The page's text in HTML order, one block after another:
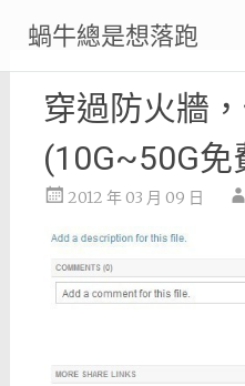
content
蝸牛總是想落跑
穿過防火牆
(10G~50G免
2012 年 03 月 09 日